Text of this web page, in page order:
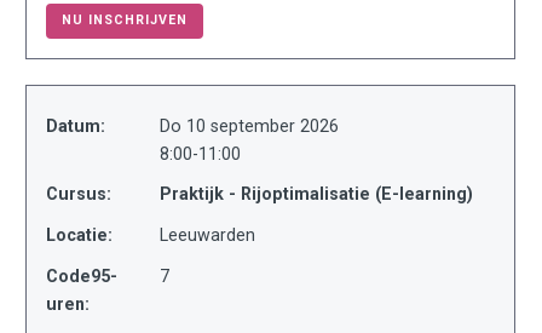
NU INSCHRIJVEN
Datum:
Do 10 september 2026
8:00-11:00
Cursus: Praktijk - Rijoptimalisatie (E-learning)
Locatie: Leeuwarden
Code95-
uren:
7